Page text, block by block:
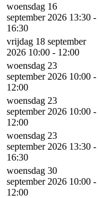
woensdag 16
september 2026 13:30 -
16:30
vrijdag 18 september
2026 10:00 - 12:00
woensdag 23
september 2026 10:00 -
12:00
woensdag 23
september 2026 10:00 -
12:00
woensdag 23
september 2026 13:30 -
16:30
woensdag 30
september 2026 10:00 -
12:00